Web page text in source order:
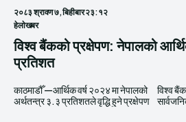
२०८३ श्रावण ७, बिहीबार २३:१२
हेलाेखबर
विश्व बैंकको प्रक्षेपण: नेपालको
प्रतिशत
काठमाडौँ —आर्थिक वर्ष २०२४ मा नेपालको
अर्थतन्त्र ३.३ प्रतिशतले वृद्धि हुने प्रक्षेपण
विश्व बैंकले गरेको छ । विश्व बैंकले मंगलबार